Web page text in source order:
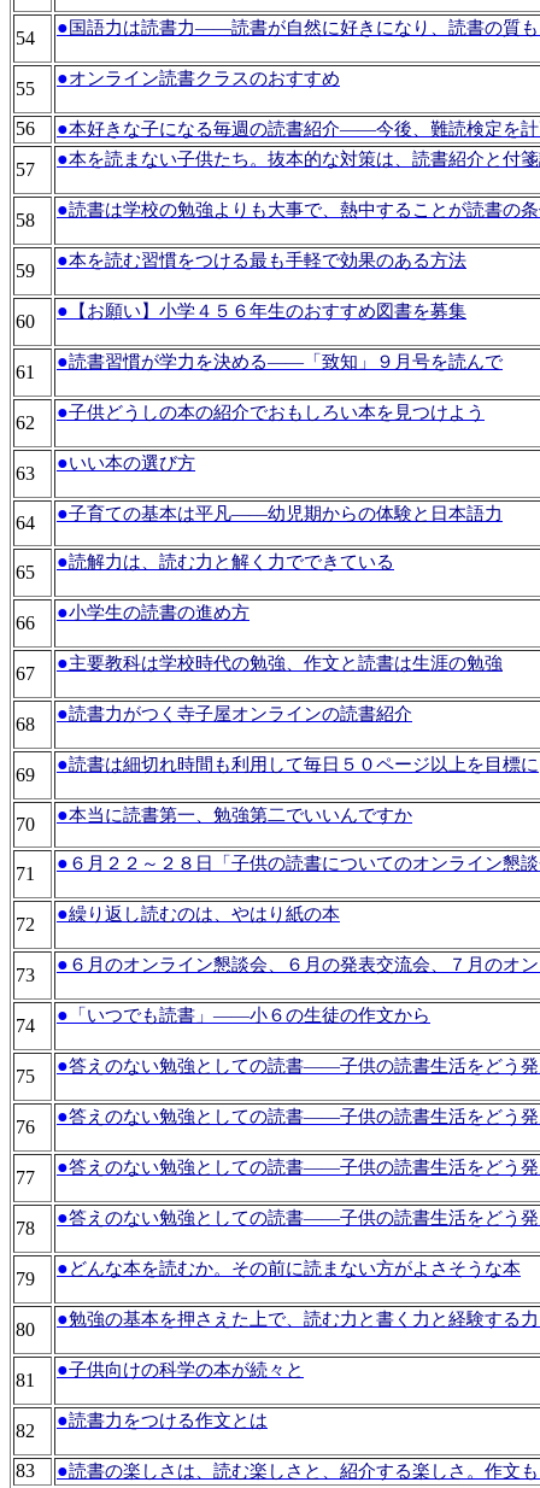
54
● 国語力は読書力――読書が自然に好きになり、読書の質
55
●オンライン読書クラスのおすすめ
56 ●本好きな子になる毎週の読書紹介――今後、難読検定を
57
●本を読まない子供たち。抜本的な対策は、読書紹介と付
58
●読書は学校の勉強よりも大事で、熱中することが読書の
59
●本を読む習慣をつける最も手軽で効果のある方法
60
● 【お願い】小学４５６年生のおすすめ図書を募集
61
●読書習慣が学力を決める――「致知」９月号を読んで
62
●子供どうしの本の紹介でおもしろい本を見つけよう
63
●いい本の選び方
64 ●子育ての基本は平凡――幼児期からの体験と日本語力
65
●読解力は、読む力と解く力でできている
66
●小学生の読書の進め方
67
●主要教科は学校時代の勉強、作文と読書は生涯の勉強
68
●読書力がつく寺子屋オンラインの読書紹介
69
●読書は細切れ時間も利用して毎日５０ページ以上を目標に
70 ●本当に読書第一、勉強第二でいいんですか
71
● ６月２２～２８日「子供の読書についてのオンライン懇
72
●繰り返し読むのは、やはり紙の本
73
● ６月のオンライン懇談会、６月の発表交流会、７月のオ
74
● 「いつでも読書」――小６の生徒の作文から
75
●答えのない勉強としての読書――子供の読書生活をどう
76
●答えのない勉強としての読書――子供の読書生活をどう
77
●答えのない勉強としての読書――子供の読書生活をどう
78
●答えのない勉強としての読書――子供の読書生活をどう
79
●どんな本を読むか。その前に読まない方がよさそうな本
80
●勉強の基本を押さえた上で、読む力と書く力と経験する
81
●子供向けの科学の本が続々と
82
●読書力をつける作文とは
83 ●読書の楽しさは、読む楽しさと、紹介する楽しさ。作文